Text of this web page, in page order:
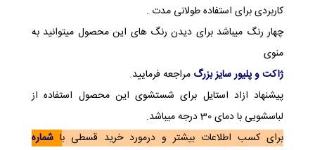
کاربردی برای استفاده طولانی مدت .
چهار رنگ میباشد برای دیدن رنگ های این محصول میتوانید به
منوی
ژاکت و پلیور سایز بزرگ مراجعه فرمایید.
پیشنهاد ازاد استایل برای شستشوی این محصول استفاده از
لباسشویی با دمای 30 درجه میباشد.
برای کسب اطلاعات بیشتر و درمورد خرید قسطی با شماره